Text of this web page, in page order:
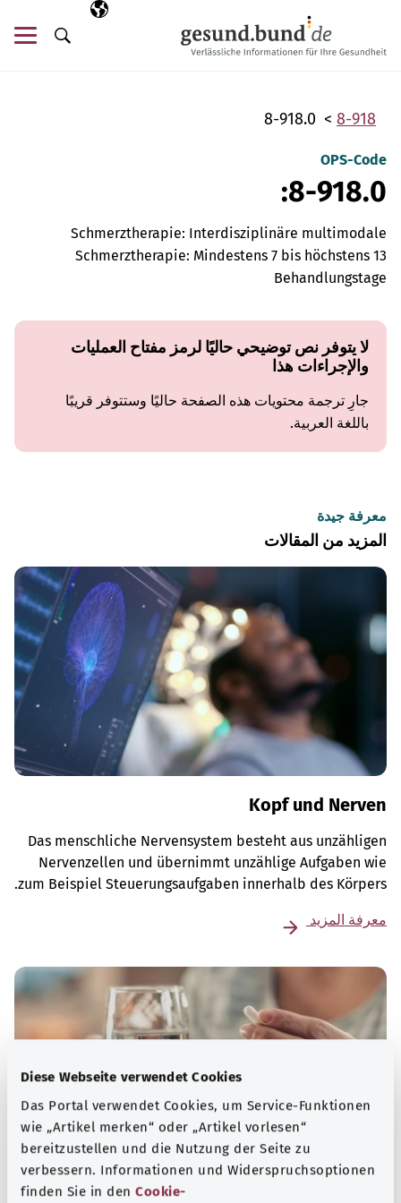
Diese Webseite verwendet Cookies
Das Portal verwendet Cookies, um Service-Funktionen
wie „Artikel merken“ oder „Artikel vorlesen“
bereitzustellen und die Nutzung der Seite zu
verbessern. Informationen und Widerspruchsoptionen
finden Sie in den Cookie-
اللغة المختارة
AR
البحث
8-918
8-918.0
OPS-Code
8-918.0:
Schmerztherapie: Interdisziplinäre multimodale
Schmerztherapie: Mindestens 7 bis höchstens 13
Behandlungstage
لا يتوفر نص توضيحي حاليًا لرمز مفتاح العمليات
والإجراءات هذا
جارِ ترجمة محتويات هذه الصفحة حاليًا وستتوفر قريبًا
باللغة العربية.
معرفة جيدة
المزيد من المقالات
Kopf und Nerven
Das menschliche Nervensystem besteht aus unzähligen
Nervenzellen und übernimmt unzählige Aufgaben wie
zum Beispiel Steuerungsaufgaben innerhalb des Körpers.
معرفة المزيد